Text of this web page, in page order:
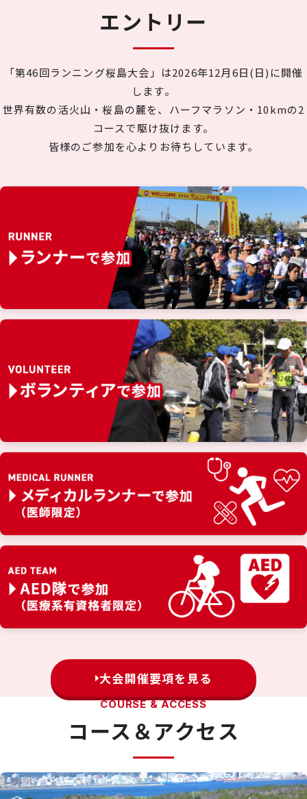
エントリー
「第46回ランニング桜島大会」は2026年12月6日(日)に開催
します。
世界有数の活火山・桜島の麓を、ハーフマラソン・10kmの2
コースで駆け抜けます。
皆様のご参加を心よりお待ちしています。
大会開催要項を見る
COURSE & ACCESS
コース＆アクセス